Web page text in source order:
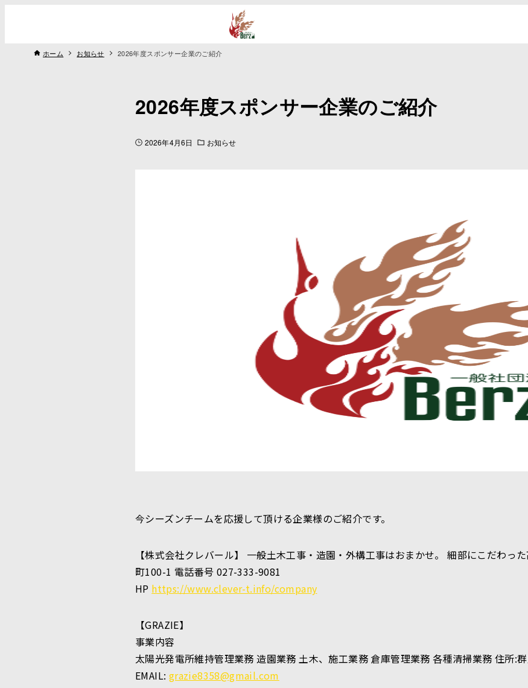
ホーム お知らせ 2026年度スポンサー企業のご紹介
2026年度スポンサー企業のご紹介
2026年4月6日 お知らせ
今シーズンチームを応援して頂ける企業様のご紹介です。
【株式会社クレバール】 一般土木工事・造園・外構工事はおまかせ。 細部にこだわ
町100-1 電話番号 027-333-9081
HP https://www.clever-t.info/company
【GRAZIE】
事業内容
太陽光発電所維持管理業務 造園業務 土木、施工業務 倉庫管理業務 各種清掃業務 住所:
EMAIL: grazie8358@gmail.com